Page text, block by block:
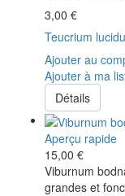
3,00 €
Teucrium
Ajouter au
Ajouter à ma
Détails
Aperçu rapide
15,00 €
Viburnum
grandes et